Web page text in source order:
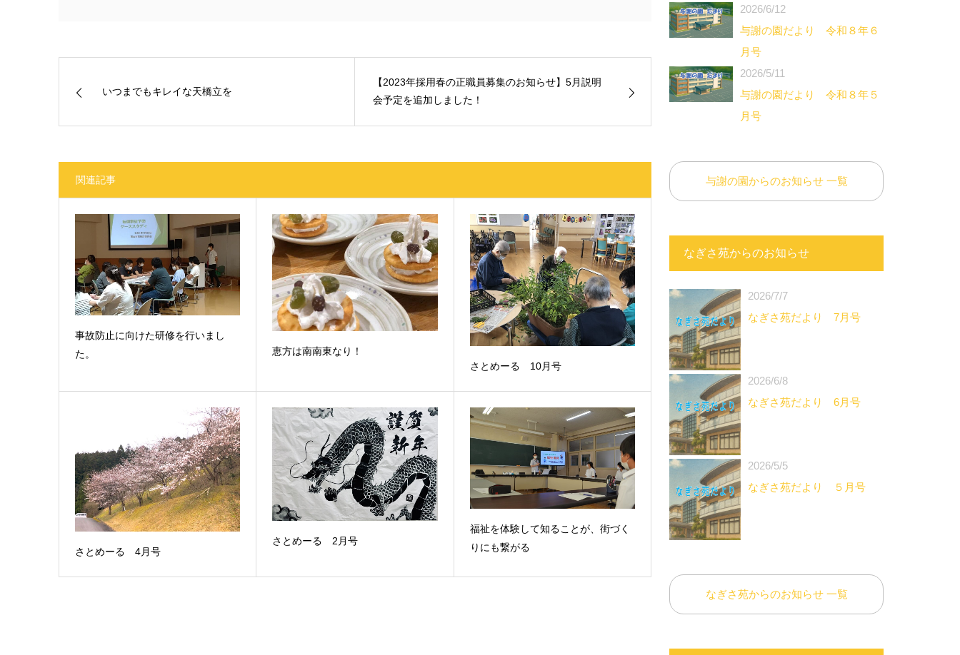
いつまでもキレイな天橋立を
【2023年採用春の正職員募集のお知らせ】5月説明
会予定を追加しました！
関連記事
事故防止に向けた研修を行いまし
た。
恵方は南南東なり！
さとめーる 10月号
さとめーる 4月号
さとめーる 2月号
福祉を体験して知ることが、街づく
りにも繋がる
2026/6/12
与謝の園だより 令和８年６
月号
2026/5/11
与謝の園だより 令和８年５
月号
与謝の園からのお知らせ 一覧
なぎさ苑からのお知らせ
2026/7/7
なぎさ苑だより 7月号
2026/6/8
なぎさ苑だより 6月号
2026/5/5
なぎさ苑だより ５月号
なぎさ苑からのお知らせ 一覧